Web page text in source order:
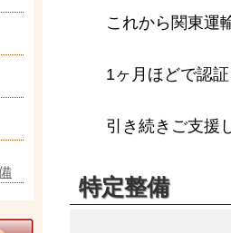
これから関東運
1ヶ月ほどで認
引き続きご支援
特定整備